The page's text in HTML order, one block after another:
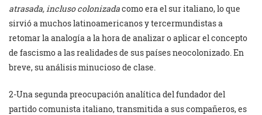
atrasada, incluso colonizadacomo era el sur italiano, lo que
sirvió a muchos latinoamericanos y tercermundistas a
retomar la analogía a la hora de analizar o aplicar el concepto
de fascismo a las realidades de sus países neocolonizado. En
breve, su análisis minucioso de clase.
2-Una segunda preocupación analítica del fundador del
partido comunista italiano, transmitida a sus compañeros, es